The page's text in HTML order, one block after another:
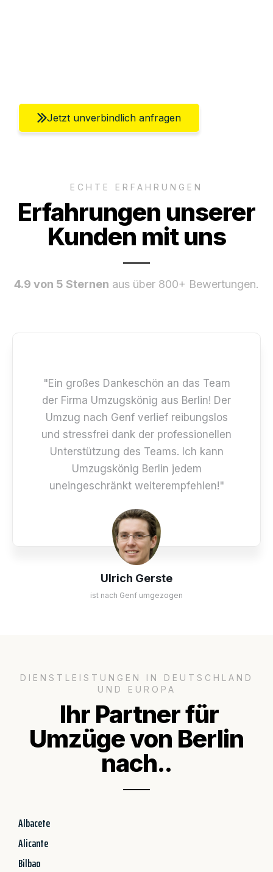
Jetzt unverbindlich anfragen
ECHTE ERFAHRUNGEN
Erfahrungen unserer
Kunden mit uns
4.9 von 5 Sternen aus über 800+ Bewertungen.
Ulrich Gerste
ist nach Genf umgezogen
"Ein großes Dankeschön an das Team
der Firma Umzugskönig aus Berlin! Der
Umzug nach Genf verlief reibungslos
und stressfrei dank der professionellen
Unterstützung des Teams. Ich kann
Umzugskönig Berlin jedem
uneingeschränkt weiterempfehlen!"
DIENSTLEISTUNGEN IN DEUTSCHLAND
UND EUROPA
Ihr Partner für
Umzüge von Berlin
nach..
Albacete
Alicante
Bilbao